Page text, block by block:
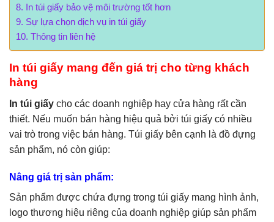
In túi giấy bảo vệ môi trường tốt hơn
Sự lựa chọn dịch vụ in túi giấy
Thông tin liên hệ
In túi giấy mang đến giá trị cho từng khách
hàng
In túi giấy cho các doanh nghiệp hay cửa hàng rất cần
thiết. Nếu muốn bán hàng hiệu quả bởi túi giấy có nhiều
vai trò trong việc bán hàng. Túi giấy bên cạnh là đồ đựng
sản phẩm, nó còn giúp:
Nâng giá trị sản phẩm:
Sản phẩm được chứa đựng trong túi giấy mang hình ảnh,
logo thương hiệu riêng của doanh nghiệp giúp sản phẩm